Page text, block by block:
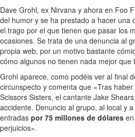
Dave Grohl, ex Nirvana y ahora en Foo
del humor y se ha prestado a hacer una
el trago por el que tienen que pasar los
ocasiones. Se trata de una denuncia al
propia web, por un motivo bastante
cómo algunos no tienen nada mejor que
Grohl aparece, como podéis ver al final
circunspecto y comenta que «Tras
Scissors Sisters, el cantante Jake
accidente. Denuncio al grupo, al local y
entradas por 75 millones de dólares
perjuicios».